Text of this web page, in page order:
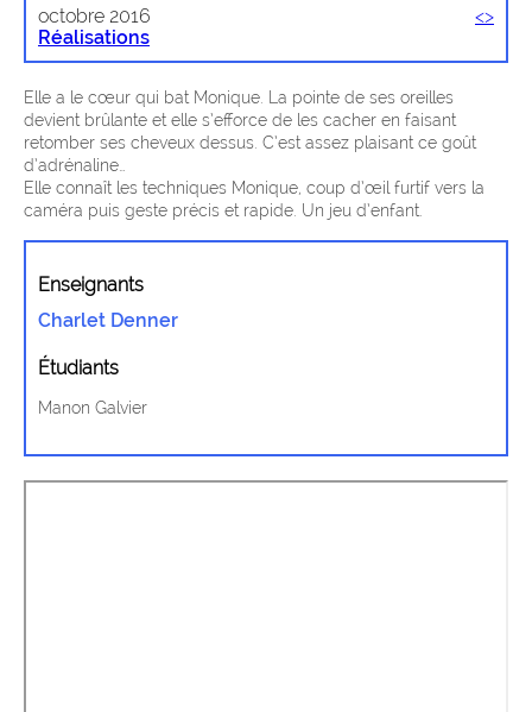
octobre 2016
Réalisations
<>
Elle a le cœur qui bat Monique. La pointe de ses oreilles
devient brûlante et elle s’efforce de les cacher en faisant
retomber ses cheveux dessus. C’est assez plaisant ce goût
d’adrénaline…
Elle connaît les techniques Monique, coup d’œil furtif vers la
caméra puis geste précis et rapide. Un jeu d’enfant.
Enseignants
Charlet Denner
Étudiants
Manon Galvier